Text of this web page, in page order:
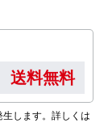
送料無料
します。詳しくは